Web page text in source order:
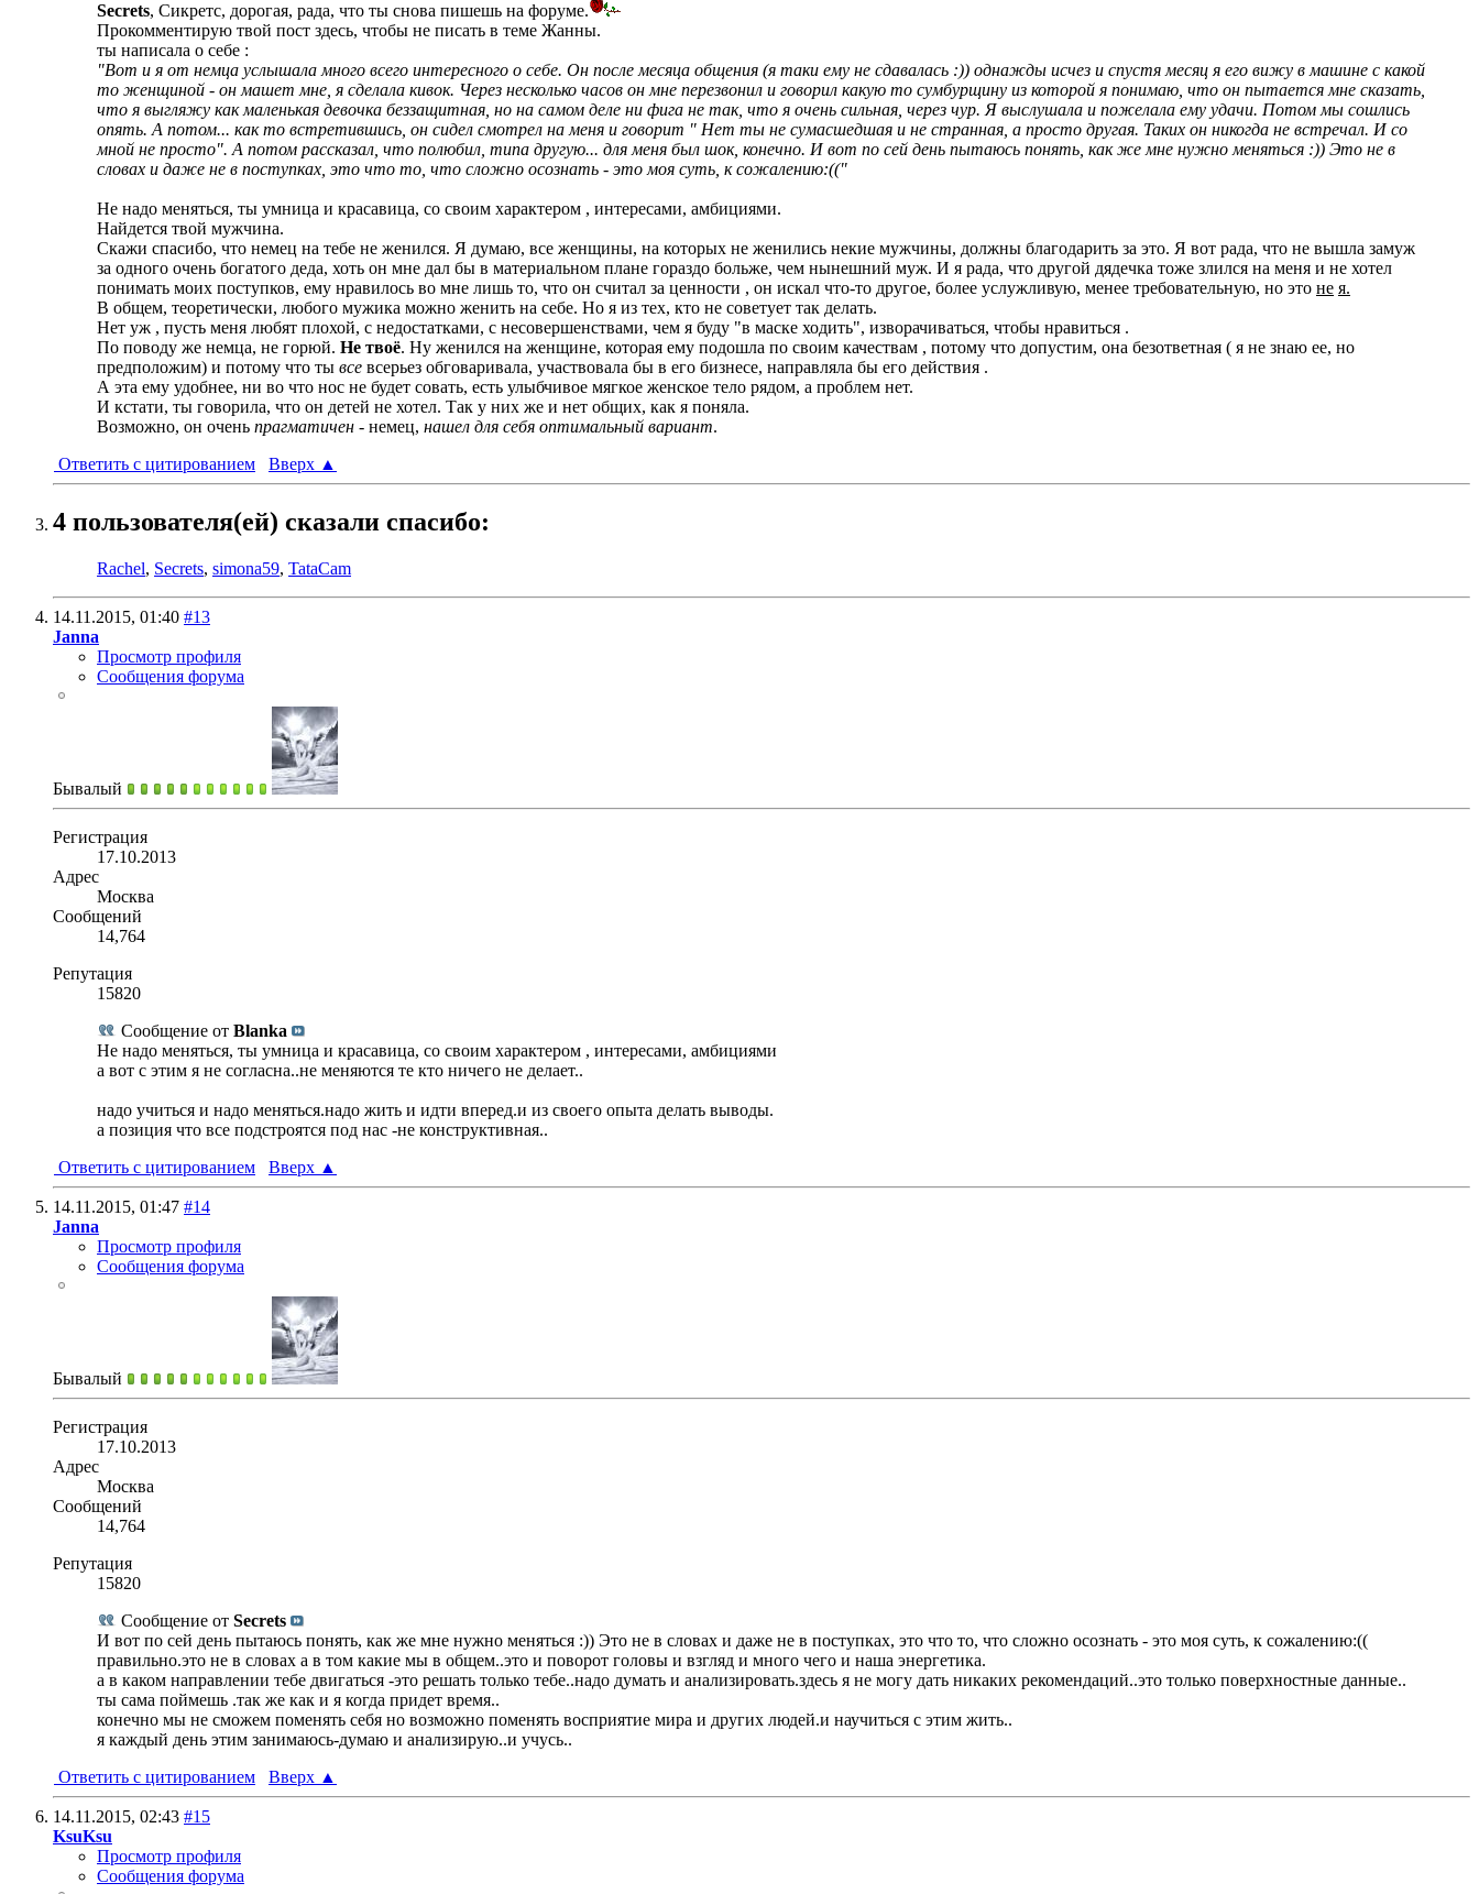
Secrets, Сикретc, дорогая, рада, что ты снова пишешь на форуме.
Прокомментирую твой пост здесь, чтобы не писать в теме Жанны.
ты написала о себе :
"Вот и я от немца услышала много всего интересного о себе. Он после месяца общения (я таки ему не сдавалась :)) однажды исчез и спустя месяц я его вижу в машине с какой
то женщиной - он машет мне, я сделала кивок. Через несколько часов он мне перезвонил и говорил какую то сумбурщину из которой я понимаю, что он пытается мне сказать,
что я выгляжу как маленькая девочка беззащитная, но на самом деле ни фига не так, что я очень сильная, через чур. Я выслушала и пожелала ему удачи. Потом мы сошлись
опять. А потом... как то встретившись, он сидел смотрел на меня и говорит " Нет ты не сумасшедшая и не странная, а просто другая. Таких он никогда не встречал. И со
мной не просто". А потом рассказал, что полюбил, типа другую... для меня был шок, конечно. И вот по сей день пытаюсь понять, как же мне нужно меняться :)) Это не в
словах и даже не в поступках, это что то, что сложно осознать - это моя суть, к сожалению:(("
Не надо меняться, ты умница и красавица, со своим характером , интересами, амбициями.
Найдется твой мужчина.
Скажи спасибо, что немец на тебе не женился. Я думаю, все женщины, на которых не женились некие мужчины, должны благодарить за это. Я вот рада, что не вышла замуж
за одного очень богатого деда, хоть он мне дал бы в материальном плане гораздо больже, чем нынешний муж. И я рада, что другой дядечка тоже злился на меня и не хотел
понимать моих поступков, ему нравилось во мне лишь то, что он считал за ценности , он искал что-то другое, более услужливую, менее требовательную, но это не я.
В общем, теоретически, любого мужика можно женить на себе. Но я из тех, кто не советует так делать.
Нет уж , пусть меня любят плохой, с недостатками, с несовершенствами, чем я буду "в маске ходить", изворачиваться, чтобы нравиться .
По поводу же немца, не горюй. Не твоё. Ну женился на женщине, которая ему подошла по своим качествам , потому что допустим, она безответная ( я не знаю ее, но
предположим) и потому что ты все всерьез обговаривала, участвовала бы в его бизнесе, направляла бы его действия .
А эта ему удобнее, ни во что нос не будет совать, есть улыбчивое мягкое женское тело рядом, а проблем нет.
И кстати, ты говорила, что он детей не хотел. Так у них же и нет общих, как я поняла.
Возможно, он очень прагматичен - немец, нашел для себя оптимальный вариант.
Ответить с цитированием
Вверх ▲
4 пользователя(ей) сказали cпасибо:
Rachel, Secrets, simona59, TataCam
14.11.2015, 01:40 #13
Janna
Просмотр профиля
Сообщения форума
Бывалый
Регистрация
17.10.2013
Адрес
Москва
Сообщений
14,764
Репутация
15820
Сообщение от Blanka
Не надо меняться, ты умница и красавица, со своим характером , интересами, амбициями
а вот с этим я не согласна..не меняются те кто ничего не делает..
надо учиться и надо меняться.надо жить и идти вперед.и из своего опыта делать выводы.
а позиция что все подстроятся под нас -не конструктивная..
Ответить с цитированием
Вверх ▲
14.11.2015, 01:47 #14
Janna
Просмотр профиля
Сообщения форума
Бывалый
Регистрация
17.10.2013
Адрес
Москва
Сообщений
14,764
Репутация
15820
Сообщение от Secrets
И вот по сей день пытаюсь понять, как же мне нужно меняться :)) Это не в словах и даже не в поступках, это что то, что сложно осознать - это моя суть, к сожалению:((
правильно.это не в словах а в том какие мы в общем..это и поворот головы и взгляд и много чего и наша энергетика.
а в каком направлении тебе двигаться -это решать только тебе..надо думать и анализировать.здесь я не могу дать никаких рекомендаций..это только поверхностные данные..
ты сама поймешь .так же как и я когда придет время..
конечно мы не сможем поменять себя но возможно поменять восприятие мира и других людей.и научиться с этим жить..
я каждый день этим занимаюсь-думаю и анализирую..и учусь..
Ответить с цитированием
Вверх ▲
14.11.2015, 02:43 #15
KsuKsu
Просмотр профиля
Сообщения форума